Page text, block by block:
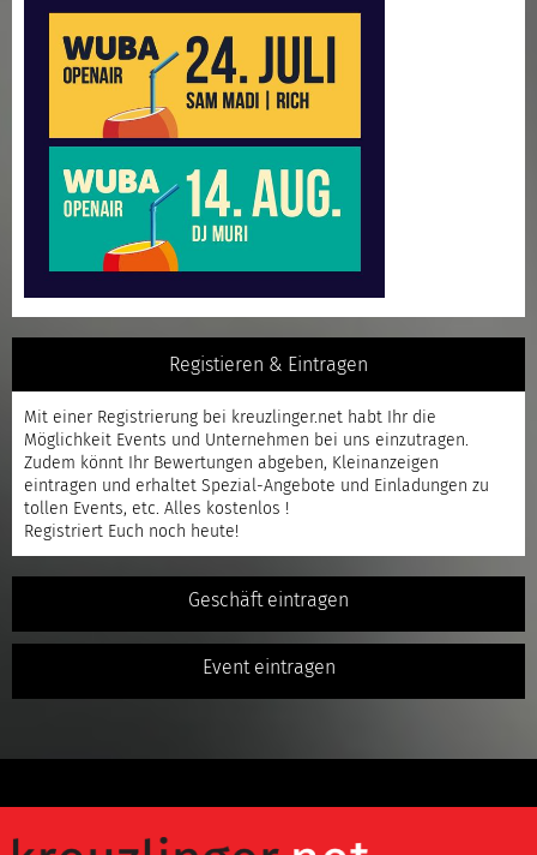
Registieren & Eintragen
Mit einer Registrierung bei kreuzlinger.net habt Ihr die
Möglichkeit Events und Unternehmen bei uns einzutragen.
Zudem könnt Ihr Bewertungen abgeben, Kleinanzeigen
eintragen und erhaltet Spezial-Angebote und Einladungen zu
tollen Events, etc. Alles kostenlos !
Registriert Euch noch heute!
Geschäft eintragen
Event eintragen